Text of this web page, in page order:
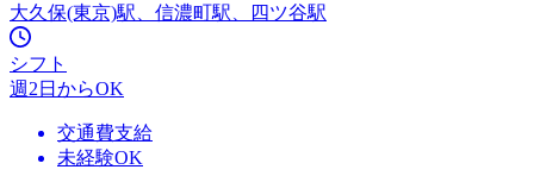
大久保(東京)駅、信濃町駅、四ツ谷駅
シフト
週2日からOK
交通費支給
未経験OK